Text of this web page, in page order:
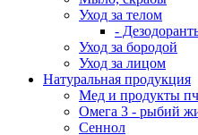
Уход за телом
-
Уход за бородой
Уход за лицом
Натуральная продукция
Мед и продукты
Омега 3 - рыбий
Сеннол